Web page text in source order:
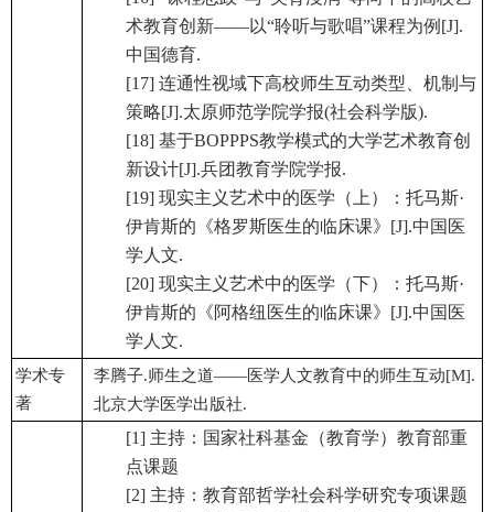
术教育创新——以“聆听与歌唱”课程为例[J].
中国德育.
[17] 连通性视域下高校师生互动类型、机制与
策略[J].太原师范学院学报(社会科学版).
[18] 基于BOPPPS教学模式的大学艺术教育创
新设计[J].兵团教育学院学报.
[19] 现实主义艺术中的医学（上）：托马斯·
伊肯斯的《格罗斯医生的临床课》[J].中国医
学人文.
[20] 现实主义艺术中的医学（下）：托马斯·
伊肯斯的《阿格纽医生的临床课》[J].中国医
学人文.
学术专
著
李腾子.师生之道——医学人文教育中的师生互动[M].
北京大学医学出版社.
[1] 主持：国家社科基金（教育学）教育部重
点课题
[2] 主持：教育部哲学社会科学研究专项课题